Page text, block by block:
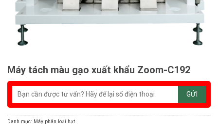
Máy tách màu gạo xuất khẩu Zoom-C192
Danh mục: Máy phân loại hạt